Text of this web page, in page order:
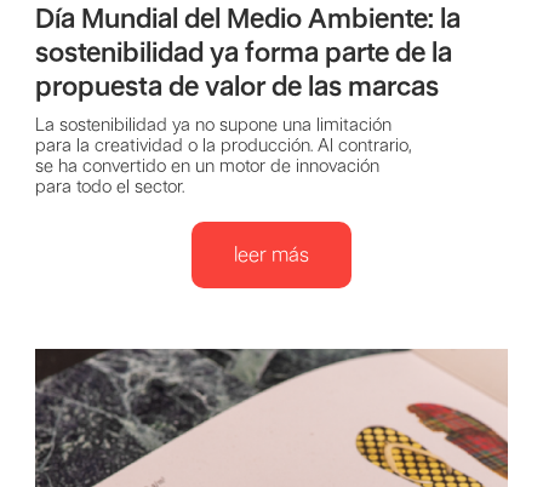
Día Mundial del Medio Ambiente: la
sostenibilidad ya forma parte de la
propuesta de valor de las marcas
La sostenibilidad ya no supone una limitación
para la creatividad o la producción. Al contrario,
se ha convertido en un motor de innovación
para todo el sector.
leer más